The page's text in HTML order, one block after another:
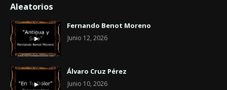
Aleatorios
Fernando Benot Moreno
Junio 12, 2026
Álvaro Cruz Pérez
Junio 10, 2026